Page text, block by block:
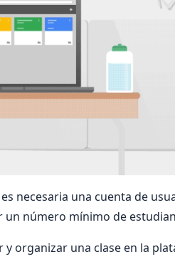
necesaria una cuenta de
un número mínimo de
organizar una clase en la